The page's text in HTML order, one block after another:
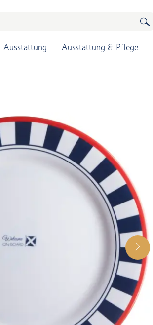
Ausstattung Ausstattung & Pflege